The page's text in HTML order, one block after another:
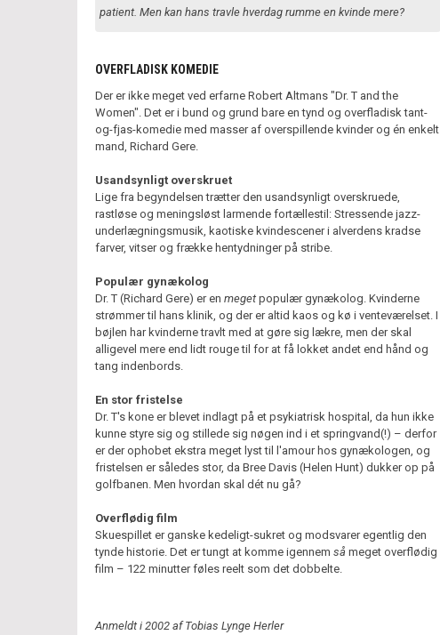
patient. Men kan hans travle hverdag rumme en kvinde mere?
OVERFLADISK KOMEDIE
Der er ikke meget ved erfarne Robert Altmans "Dr. T and the
Women". Det er i bund og grund bare en tynd og overfladisk tant-
og-fjas-komedie med masser af overspillende kvinder og én enkelt
mand, Richard Gere.
Usandsynligt overskruet
Lige fra begyndelsen trætter den usandsynligt overskruede,
rastløse og meningsløst larmende fortællestil: Stressende jazz-
underlægningsmusik, kaotiske kvindescener i alverdens kradse
farver, vitser og frække hentydninger på stribe.
Populær gynækolog
Dr. T (Richard Gere) er en meget populær gynækolog. Kvinderne
strømmer til hans klinik, og der er altid kaos og kø i venteværelset. I
bøjlen har kvinderne travlt med at gøre sig lækre, men der skal
alligevel mere end lidt rouge til for at få lokket andet end hånd og
tang indenbords.
En stor fristelse
Dr. T's kone er blevet indlagt på et psykiatrisk hospital, da hun ikke
kunne styre sig og stillede sig nøgen ind i et springvand(!) – derfor
er der ophobet ekstra meget lyst til l'amour hos gynækologen, og
fristelsen er således stor, da Bree Davis (Helen Hunt) dukker op på
golfbanen. Men hvordan skal dét nu gå?
Overflødig film
Skuespillet er ganske kedeligt-sukret og modsvarer egentlig den
tynde historie. Det er tungt at komme igennem så meget overflødig
film – 122 minutter føles reelt som det dobbelte.
Anmeldt i 2002 af Tobias Lynge Herler